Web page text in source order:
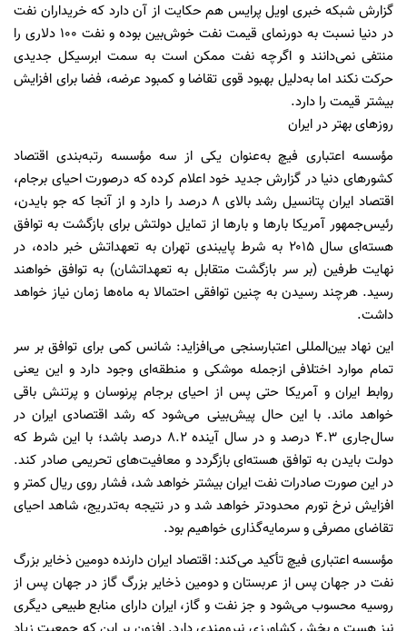
گزارش شبکه خبری اویل پرایس هم حکایت از آن دارد که خریداران نفت
در دنیا نسبت به دورنمای قیمت نفت خوش‌بین بوده و نفت ۱۰۰ دلاری را
منتفی نمی‌دانند و اگرچه نفت ممکن است به سمت ابرسیکل جدیدی
حرکت نکند اما به‌دلیل بهبود قوی تقاضا و کمبود عرضه، فضا برای افزایش
بیشتر قیمت را دارد.
روزهای بهتر در ایران
مؤسسه اعتباری فیچ به‌عنوان یکی از سه مؤسسه رتبه‌بندی اقتصاد
کشورهای دنیا در گزارش جدید خود اعلام کرده که درصورت احیای برجام،
اقتصاد ایران پتانسیل رشد بالای ۸ درصد را دارد و از آنجا که جو بایدن،
رئیس‌جمهور آمریکا بارها و بارها از تمایل دولتش برای بازگشت به توافق
هسته‌ای سال ۲۰۱۵ به شرط پایبندی تهران به تعهداتش خبر داده، در
نهایت طرفین (بر سر بازگشت متقابل به تعهداتشان) به توافق خواهند
رسید. هرچند رسیدن به چنین توافقی احتمالا به ماه‌ها زمان نیاز خواهد
داشت.
این نهاد بین‌المللی اعتبارسنجی می‌افزاید: شانس کمی برای توافق بر سر
تمام موارد اختلافی ازجمله موشکی و منطقه‌ای وجود دارد و این یعنی
روابط ایران و آمریکا حتی پس از احیای برجام پرنوسان و پرتنش باقی
خواهد ماند. با این حال پیش‌بینی می‌شود که رشد اقتصادی ایران در
سال‌جاری ۴.۳ درصد و در سال آینده ۸.۲ درصد باشد؛ با این شرط که
دولت بایدن به توافق هسته‌ای بازگردد و معافیت‌های تحریمی صادر کند.
در این صورت صادرات نفت ایران بیشتر خواهد شد، فشار روی ریال کمتر و
افزایش نرخ تورم محدودتر خواهد شد و در نتیجه به‌تدریج، شاهد احیای
تقاضای مصرفی و سرمایه‌گذاری خواهیم بود.
مؤسسه اعتباری فیچ تأکید می‌کند: اقتصاد ایران دارنده دومین ذخایر بزرگ
نفت در جهان پس از عربستان و دومین ذخایر بزرگ گاز در جهان پس از
روسیه محسوب می‌شود و جز نفت و گاز، ایران دارای منابع طبیعی دیگری